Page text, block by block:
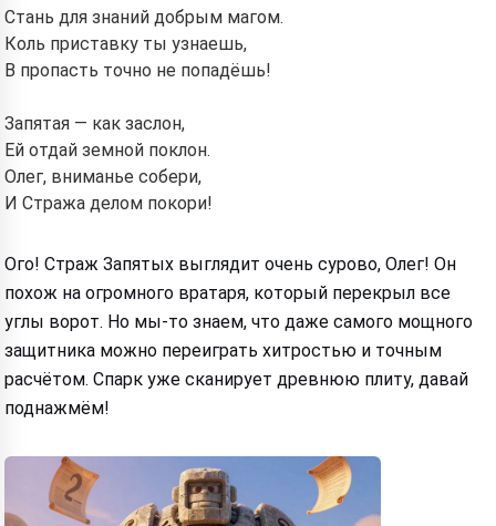
Стань для знаний добрым магом.
Коль приставку ты узнаешь,
В пропасть точно не попадёшь!
Запятая — как заслон,
Ей отдай земной поклон.
Олег, вниманье собери,
И Стража делом покори!
Ого! Страж Запятых выглядит очень сурово, Олег! Он
похож на огромного вратаря, который перекрыл все
углы ворот. Но мы-то знаем, что даже самого мощного
защитника можно переиграть хитростью и точным
расчётом. Спарк уже сканирует древнюю плиту, давай
поднажмём!